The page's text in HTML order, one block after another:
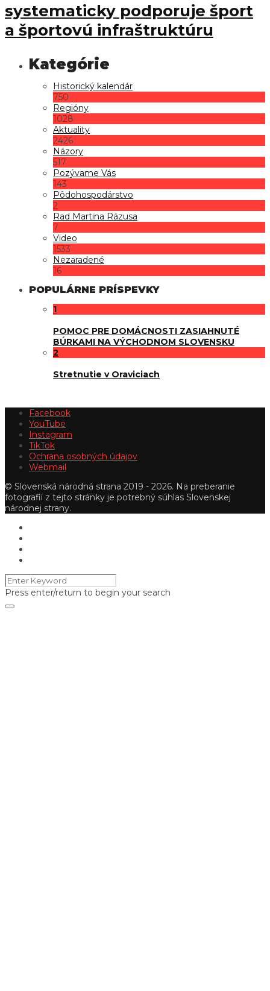
systematicky podporuje šport
a športovú infraštruktúru
Historický kalendár
750
Regióny
1028
Aktuality
2426
Názory
517
Pozývame Vás
143
Pôdohospodárstvo
2
Rad Martina Rázusa
7
Video
1533
Nezaradené
16
POPULÁRNE PRÍSPEVKY
1
POMOC PRE DOMÁCNOSTI ZASIAHNUTÉ
BÚRKAMI NA VÝCHODNOM SLOVENSKU
2
Stretnutie v Oraviciach
Facebook
YouTube
Instagram
TikTok
Ochrana osobných údajov
Webmail
© Slovenská národná strana 2019 - 2026. Na preberanie
fotografií z tejto stránky je potrebný súhlas Slovenskej
národnej strany.
Press enter/return to begin your search